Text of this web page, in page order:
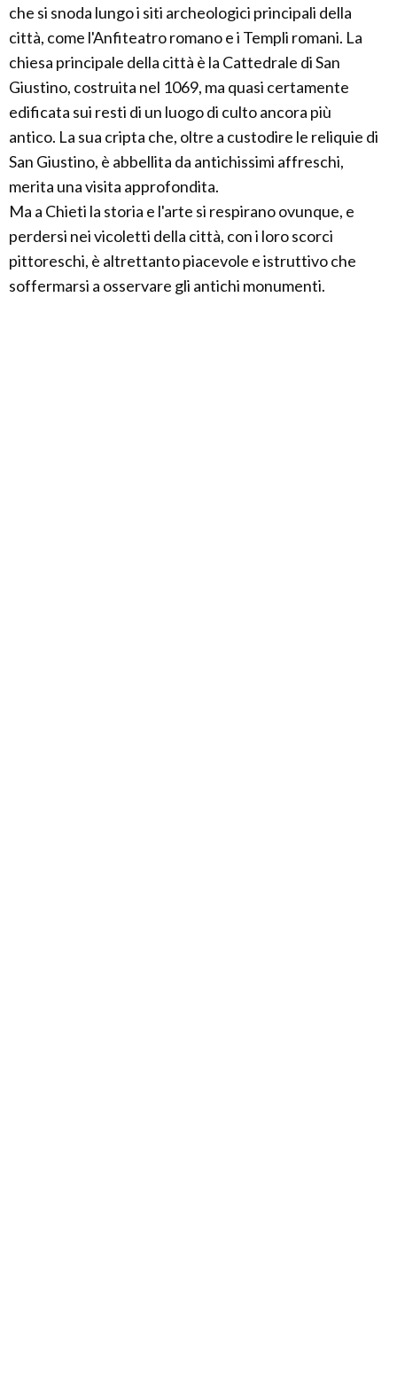
che si snoda lungo i siti archeologici principali della
città, come l'Anfiteatro romano e i Templi romani. La
chiesa principale della città è la Cattedrale di San
Giustino, costruita nel 1069, ma quasi certamente
edificata sui resti di un luogo di culto ancora più
antico. La sua cripta che, oltre a custodire le reliquie di
San Giustino, è abbellita da antichissimi affreschi,
merita una visita approfondita.
Ma a Chieti la storia e l'arte si respirano ovunque, e
perdersi nei vicoletti della città, con i loro scorci
pittoreschi, è altrettanto piacevole e istruttivo che
soffermarsi a osservare gli antichi monumenti.